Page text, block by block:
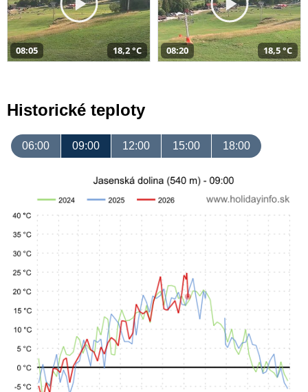
08:05 18,2 °C 08:20 18,5 °C
Historické teploty
06:00 09:00 12:00 15:00 18:00